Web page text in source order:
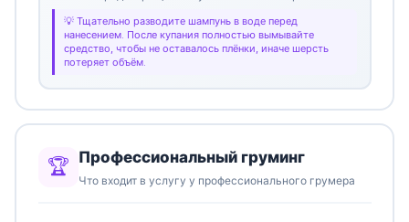
Тщательно разводите шампунь в воде перед
нанесением. После купания полностью вымывайте
средство, чтобы не оставалось плёнки, иначе шерсть
потеряет объём.
🏆 Профессиональный груминг
Что входит в услугу у профессионального грумера